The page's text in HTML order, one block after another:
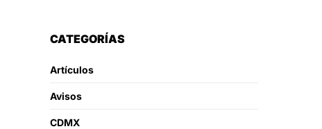
CATEGORÍAS
Artículos
Avisos
CDMX